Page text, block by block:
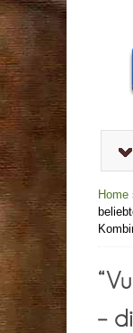
Home